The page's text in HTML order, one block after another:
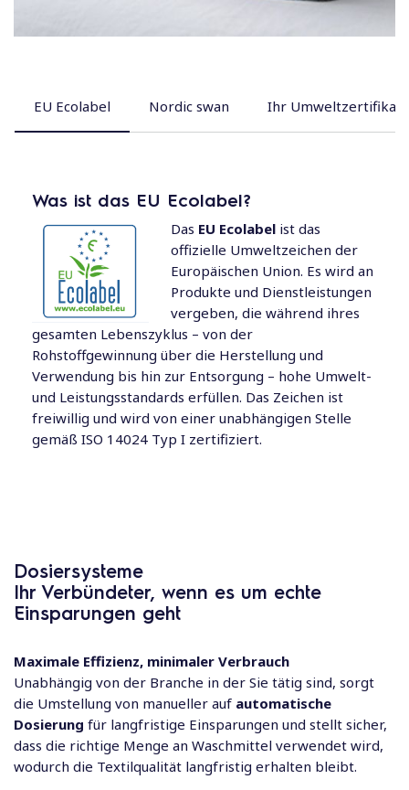
EU Ecolabel Nordic swan Ihr Umweltzertifikat
Was ist das EU Ecolabel?
Das EU Ecolabel ist das
offizielle Umweltzeichen der
Europäischen Union. Es wird an
Produkte und Dienstleistungen
vergeben, die während ihres
gesamten Lebenszyklus – von der
Rohstoffgewinnung über die Herstellung und
Verwendung bis hin zur Entsorgung – hohe Umwelt-
und Leistungsstandards erfüllen. Das Zeichen ist
freiwillig und wird von einer unabhängigen Stelle
gemäß ISO 14024 Typ I zertifiziert.
Dosiersysteme
Ihr Verbündeter, wenn es um echte
Einsparungen geht
Maximale Effizienz, minimaler Verbrauch
Unabhängig von der Branche in der Sie tätig sind, sorgt
die Umstellung von manueller auf automatische
Dosierung für langfristige Einsparungen und stellt sicher,
dass die richtige Menge an Waschmittel verwendet wird,
wodurch die Textilqualität langfristig erhalten bleibt.